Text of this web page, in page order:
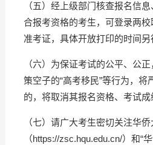
（五）经上级部门核查报名信
合报考资格的考生，可登录两
准考证，具体开放打印的时间另
（六）为保证考试的公平、公
策空子的“高考移民”等行为，
的，将取消其报名资格、考试成
（七）请广大考生密切关注华
（https://zsc.hqu.edu.cn/）和“